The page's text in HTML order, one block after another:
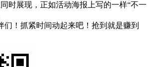
时展现，正如活动海报上写的一样“不一
们！抓紧时间动起来吧！抢到就是赚到